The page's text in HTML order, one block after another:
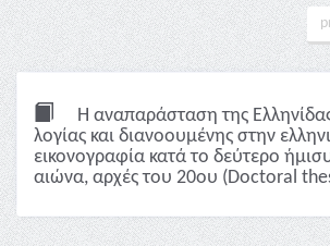
Η αναπαράσταση της
λoγίας και διανοουμένης στην
εικονογραφία κατά το δεύτερο
αιώνα, αρχές του 20ου (Doctoral